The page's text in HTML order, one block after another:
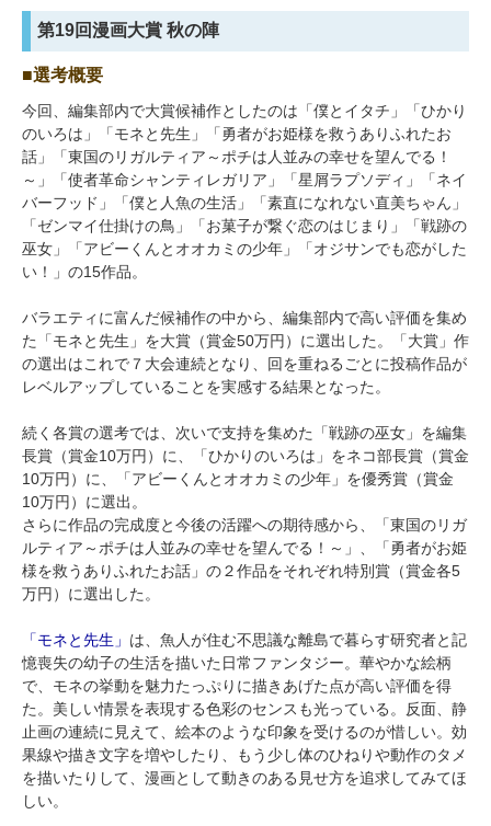
第19回漫画大賞 秋の陣
選考概要
今回、編集部内で大賞候補作としたのは「僕とイタチ」「ひかり
のいろは」「モネと先生」「勇者がお姫様を救うありふれたお
話」「東国のリガルティア～ポチは人並みの幸せを望んでる！
～」「使者革命シャンティレガリア」「星屑ラプソディ」「ネイ
バーフッド」「僕と人魚の生活」「素直になれない直美ちゃん」
「ゼンマイ仕掛けの鳥」「お菓子が繋ぐ恋のはじまり」「戦跡の
巫女」「アビーくんとオオカミの少年」「オジサンでも恋がした
い！」の15作品。
バラエティに富んだ候補作の中から、編集部内で高い評価を集め
た「モネと先生」を大賞（賞金50万円）に選出した。「大賞」作
の選出はこれで７大会連続となり、回を重ねるごとに投稿作品が
レベルアップしていることを実感する結果となった。
続く各賞の選考では、次いで支持を集めた「戦跡の巫女」を編集
長賞（賞金10万円）に、「ひかりのいろは」をネコ部長賞（賞金
10万円）に、「アビーくんとオオカミの少年」を優秀賞（賞金
10万円）に選出。
さらに作品の完成度と今後の活躍への期待感から、「東国のリガ
ルティア～ポチは人並みの幸せを望んでる！～」、「勇者がお姫
様を救うありふれたお話」の２作品をそれぞれ特別賞（賞金各5
万円）に選出した。
「モネと先生」 は、魚人が住む不思議な離島で暮らす研究者と記
憶喪失の幼子の生活を描いた日常ファンタジー。華やかな絵柄
で、モネの挙動を魅力たっぷりに描きあげた点が高い評価を得
た。美しい情景を表現する色彩のセンスも光っている。反面、静
止画の連続に見えて、絵本のような印象を受けるのが惜しい。効
果線や描き文字を増やしたり、もう少し体のひねりや動作のタメ
を描いたりして、漫画として動きのある見せ方を追求してみてほ
しい。